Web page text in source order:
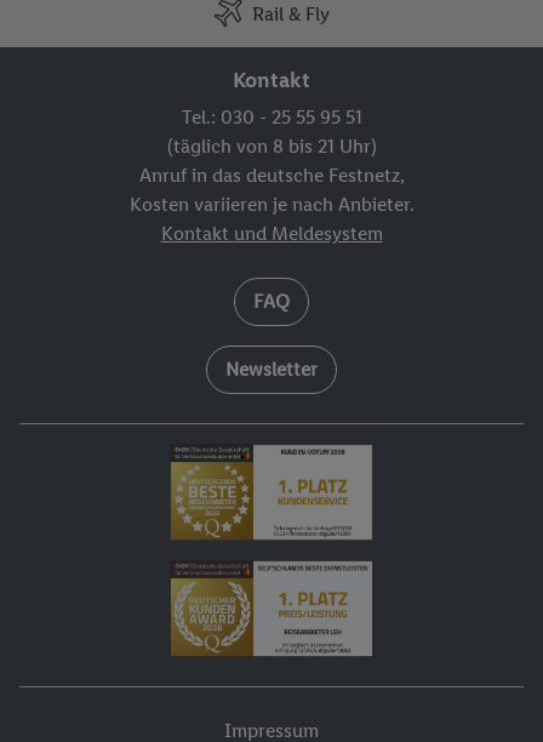
Rail & Fly
Kontakt
Tel.: 030 - 25 55 95 51
(täglich von 8 bis 21 Uhr)
Anruf in das deutsche Festnetz,
Kosten variieren je nach Anbieter.
Kontakt und Meldesystem
FAQ
Newsletter
Impressum